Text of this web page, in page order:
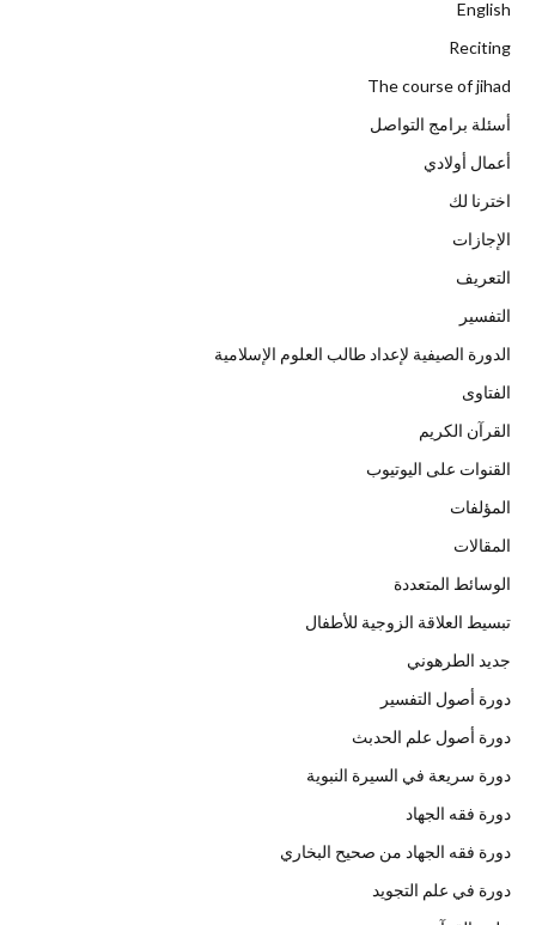
English
Reciting
The course of jihad
أسئلة برامج التواصل
أعمال أولادي
اخترنا لك
الإجازات
التعريف
التفسير
الدورة الصيفية لإعداد طالب العلوم الإسلامية
الفتاوى
القرآن الكريم
القنوات على اليوتيوب
المؤلفات
المقالات
الوسائط المتعددة
تبسيط العلاقة الزوجية للأطفال
جديد الطرهوني
دورة أصول التفسير
دورة أصول علم الحدبث
دورة سريعة في السيرة النبوية
دورة فقه الجهاد
دورة فقه الجهاد من صحيح البخاري
دورة في علم التجويد